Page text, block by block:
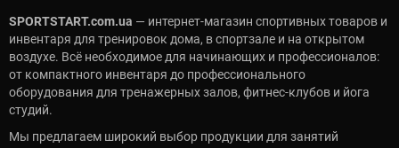
SPORTSTART.com.ua — интернет-магазин спортивных товаров и
инвентаря для тренировок дома, в спортзале и на открытом
воздухе. Всё необходимое для начинающих и профессионалов:
от компактного инвентаря до профессионального
оборудования для тренажерных залов, фитнес-клубов и йога
студий.
Мы предлагаем широкий выбор продукции для занятий